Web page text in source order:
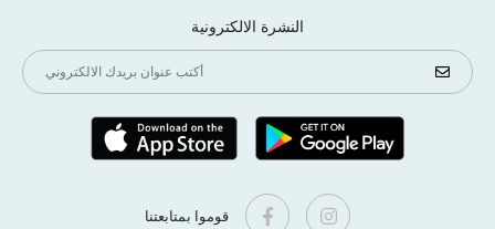
النشرة الالكترونية
قوموا بمتابعتنا